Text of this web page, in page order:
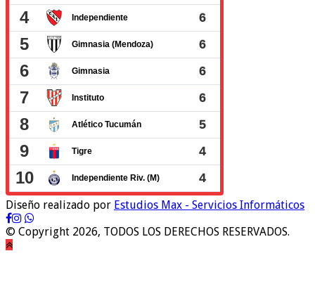
Diseño realizado por Estudios Max - Servicios Informáticos
© Copyright 2026, TODOS LOS DERECHOS RESERVADOS.